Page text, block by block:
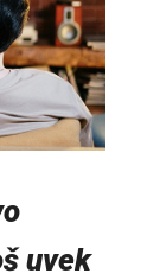
uvek